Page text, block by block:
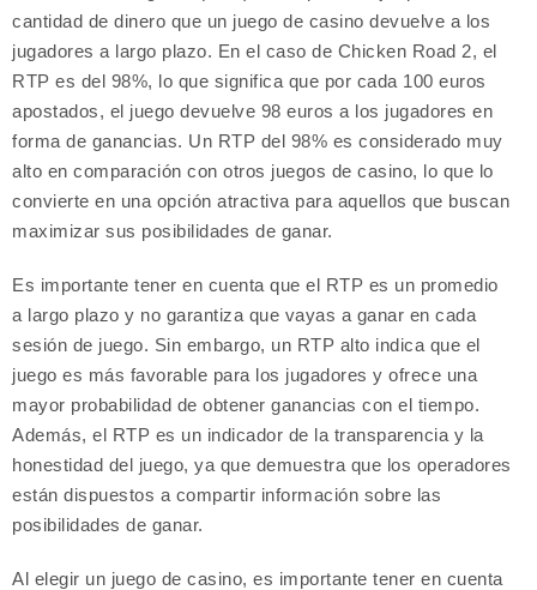
cantidad de dinero que un juego de casino devuelve a los
jugadores a largo plazo. En el caso de Chicken Road 2, el
RTP es del 98%, lo que significa que por cada 100 euros
apostados, el juego devuelve 98 euros a los jugadores en
forma de ganancias. Un RTP del 98% es considerado muy
alto en comparación con otros juegos de casino, lo que lo
convierte en una opción atractiva para aquellos que buscan
maximizar sus posibilidades de ganar.
Es importante tener en cuenta que el RTP es un promedio
a largo plazo y no garantiza que vayas a ganar en cada
sesión de juego. Sin embargo, un RTP alto indica que el
juego es más favorable para los jugadores y ofrece una
mayor probabilidad de obtener ganancias con el tiempo.
Además, el RTP es un indicador de la transparencia y la
honestidad del juego, ya que demuestra que los operadores
están dispuestos a compartir información sobre las
posibilidades de ganar.
Al elegir un juego de casino, es importante tener en cuenta